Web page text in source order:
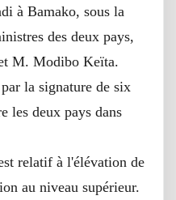
à Bamako, sous la
des deux pays,
M. Modibo Keïta.
la signature de six
les deux pays dans
relatif à l'élévation de
au niveau supérieur.